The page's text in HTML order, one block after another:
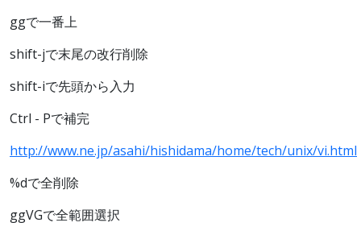
ggで一番上
shift-jで末尾の改行削除
shift-iで先頭から入力
Ctrl - Pで補完
http://www.ne.jp/asahi/hishidama/home/tech/unix/vi.html
%dで全削除
ggVGで全範囲選択